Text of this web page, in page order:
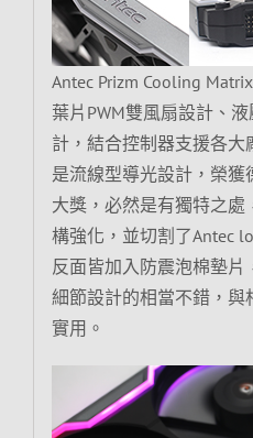
Antec Prizm Cooling
葉片PWM雙風扇設計、
計，結合控制器支援各
是流線型導光設計，榮獲
大獎，必然是有獨特之
構強化，並切割了Antec
反面皆加入防震泡棉墊
細節設計的相當不錯，與
實用。